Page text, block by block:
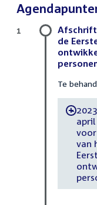
Afschrift
de
Te
-
van
1